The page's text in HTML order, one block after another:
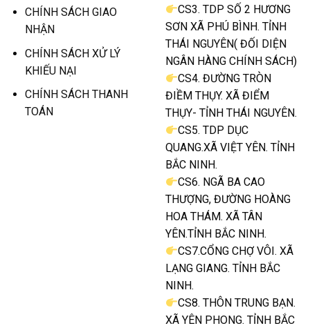
CHÍNH SÁCH GIAO
NHẬN
CHÍNH SÁCH XỬ LÝ
KHIẾU NẠI
CHÍNH SÁCH THANH
TOÁN
CS3. TDP SỐ 2 HƯƠNG
SƠN XÃ PHÚ BÌNH. TỈNH
THÁI NGUYÊN( ĐỐI DIỆN
NGÂN HÀNG CHÍNH SÁCH)
CS4. ĐƯỜNG TRÒN
ĐIỀM THỤY. XÃ ĐIỂM
THỤY- TỈNH THÁI NGUYÊN.
CS5. TDP DỤC
QUANG.XÃ VIỆT YÊN. TỈNH
BẮC NINH.
CS6. NGÃ BA CAO
THƯỢNG, ĐƯỜNG HOÀNG
HOA THÁM. XÃ TÂN
YÊN.TỈNH BẮC NINH.
CS7.CỔNG CHỢ VÔI. XÃ
LẠNG GIANG. TỈNH BẮC
NINH.
CS8. THÔN TRUNG BẠN.
XÃ YÊN PHONG. TỈNH BẮC